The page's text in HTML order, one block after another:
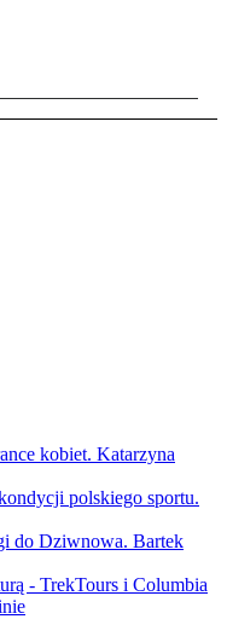
kobiet. Katarzyna
polskiego sportu.
do Dziwnowa. Bartek
- TrekTours i Columbia